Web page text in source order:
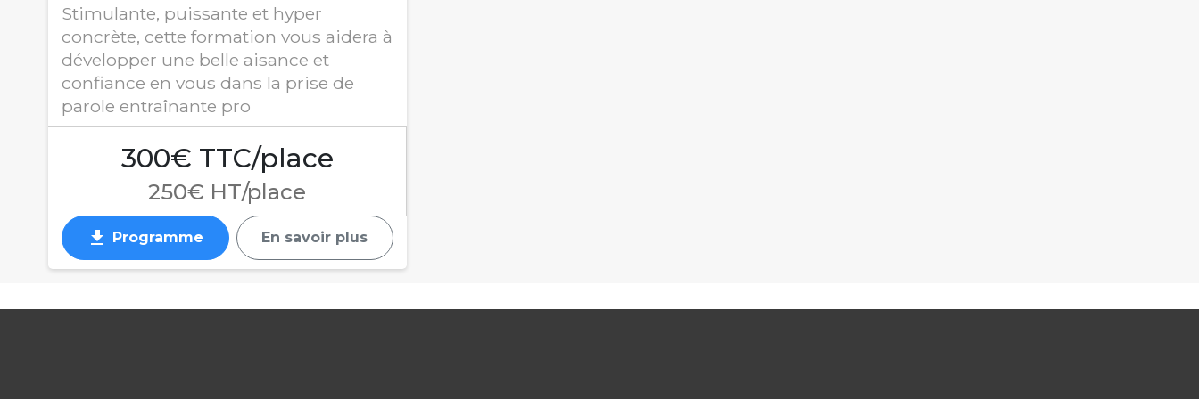
Stimulante, puissante et hyper
concrète, cette formation vous aidera à
développer une belle aisance et
confiance en vous dans la prise de
parole entraînante pro
300€ TTC/place
250€ HT/place
get_app Programme En savoir plus